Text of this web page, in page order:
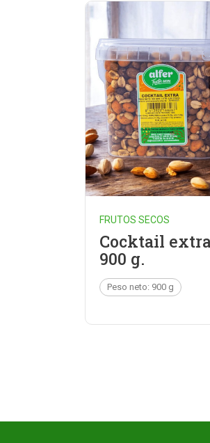
FRUTOS SECOS
Cocktail
900 g.
Peso neto: 900 g